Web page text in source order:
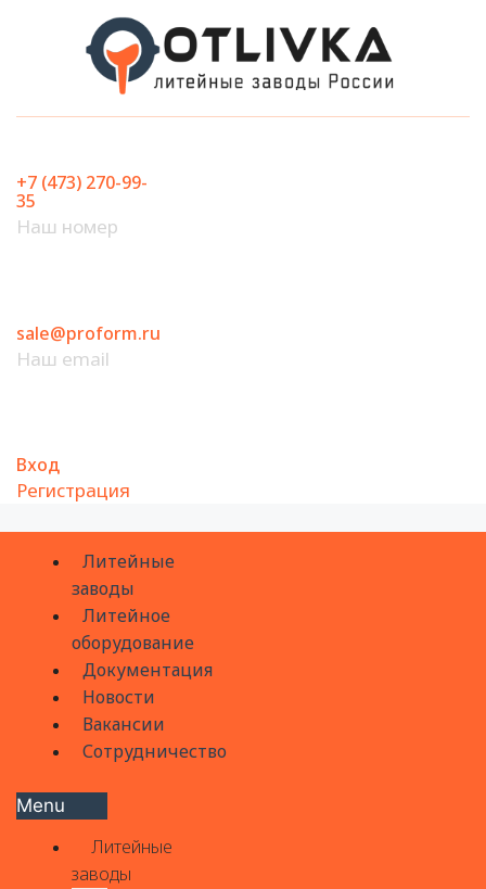
содержимому
+7 (473) 270-99-
35
Наш номер
sale@proform.ru
Наш email
Вход
Регистрация
Литейные
заводы
Литейное
оборудование
Документация
Новости
Вакансии
Сотрудничество
Menu
Литейные
заводы